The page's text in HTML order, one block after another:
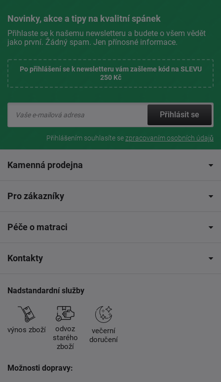
Novinky, akce a tipy na kvalitní spánek
Přihlaste se k našemu newsletteru a budete o všem vědět
jako první. Žádný spam. Jen přínosné informace.
Po přihlášení se k newsletteru vám zašleme kód na SLEVU
250 Kč
Přihlásit se
Přihlášením souhlasíte sezpracovaním osobních údajů
Kamenná prodejna
Pro zákazníky
Péče o matraci
Kontakty
Nadstandardní služby
výnos zboží
odvoz
starého
zboží
večerní
doručení
Možnosti dopravy: